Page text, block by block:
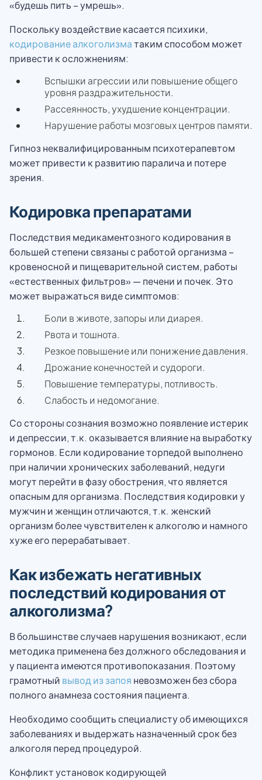
«будешь пить – умрешь».
Поскольку воздействие касается психики,
кодирование алкоголизматаким способом может
привести к осложнениям:
Вспышки агрессии или повышение общего
уровня раздражительности.
Рассеянность, ухудшение концентрации.
Нарушение работы мозговых центров памяти.
Гипноз неквалифицированным психотерапевтом
может привести к развитию паралича и потере
зрения.
Кодировка препаратами
Последствия медикаментозного кодирования в
большей степени связаны с работой организма –
кровеносной и пищеварительной систем, работы
«естественных фильтров» — печени и почек. Это
может выражаться виде симптомов:
Боли в животе, запоры или диарея.
Рвота и тошнота.
Резкое повышение или понижение давления.
Дрожание конечностей и судороги.
Повышение температуры, потливость.
Слабость и недомогание.
Со стороны сознания возможно появление истерик
и депрессии, т.к. оказывается влияние на выработку
гормонов. Если кодирование торпедой выполнено
при наличии хронических заболеваний, недуги
могут перейти в фазу обострения, что является
опасным для организма. Последствия кодировки у
мужчин и женщин отличаются, т.к. женский
организм более чувствителен к алкоголю и намного
хуже его перерабатывает.
Как избежать негативных
последствий кодирования от
алкоголизма?
В большинстве случаев нарушения возникают, если
методика применена без должного обследования и
у пациента имеются противопоказания. Поэтому
грамотный вывод из запоя невозможен без сбора
полного анамнеза состояния пациента.
Необходимо сообщить специалисту об имеющихся
заболеваниях и выдержать назначенный срок без
алкоголя перед процедурой.
Конфликт установок кодирующей